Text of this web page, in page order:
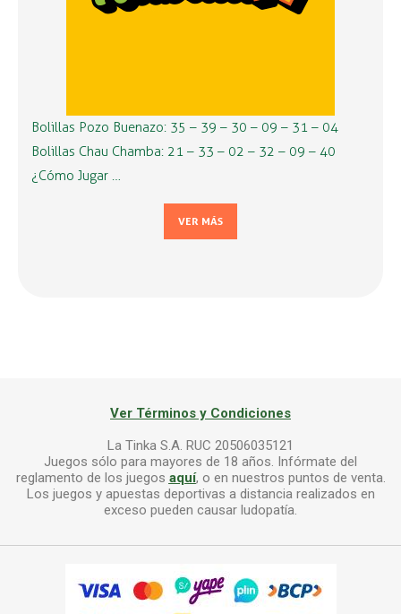
Bolillas Pozo Buenazo: 35 – 39 – 30 – 09 – 31 – 04
Bolillas Chau Chamba: 21 – 33 – 02 – 32 – 09 – 40
¿Cómo Jugar …
VER MÁS
Ver Términos y Condiciones
La Tinka S.A. RUC 20506035121
Juegos sólo para mayores de 18 años. Infórmate del
reglamento de los juegos aquí, o en nuestros puntos de venta.
Los juegos y apuestas deportivas a distancia realizados en
exceso pueden causar ludopatía.